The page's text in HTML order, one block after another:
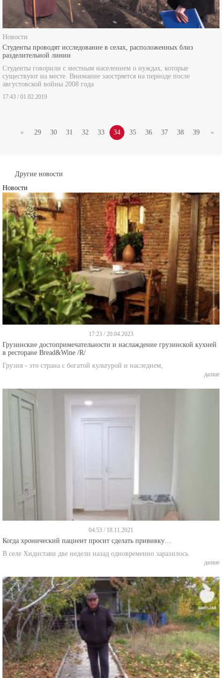
Новости
Студенты проводят исследование в селах, расположенных близ
разделительной линии
Студенты говорили с местным населением о нуждах, которые
существуют на месте. Внимание заостряется на периоде после
августовской войны 2008 года
17:43 / 01.02.2019
« 29 30 31 32 33 34 35 36 37 38 39 »
Другие новости
Новости
17:23 / 20.04.2023
Грузинские достопримечательности и наслаждение грузинской кухней
в ресторане Bread&Wine /R/
Грузия - это страна с богатой культурой и наследием,
далше
04:53 / 18.11.2021
Когда хронический пациент просит сделать прививку…
В селе Хидистави две недели назад одновременно заразилось
далше